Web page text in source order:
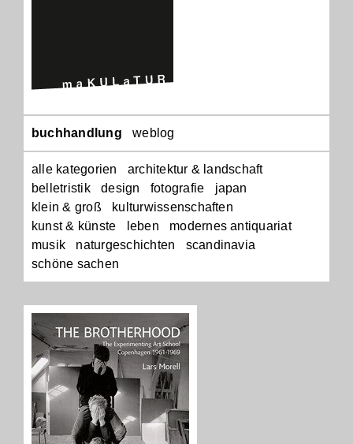
Navigation
buchhandlung weblog
alle kategorien
architektur & landschaft
belletristik
design fotografie
japan
klein & groß
kulturwissenschaften
kunst & künste
leben
modernes antiquariat
musik
naturgeschichten
scandinavia
schöne sachen